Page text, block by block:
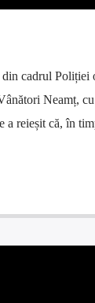
cadrul Poliției
Neamț,
reieșit că, în